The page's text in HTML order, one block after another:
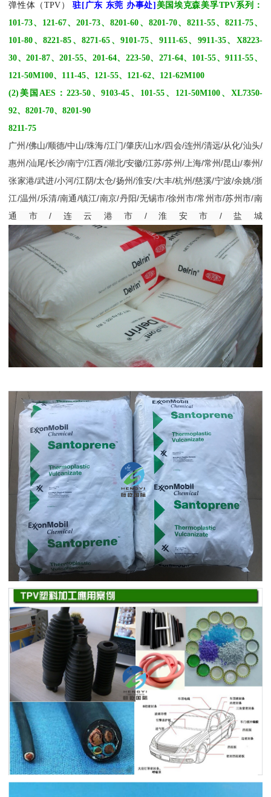
弹性体（TPV）
驻[广东 东莞 办事处]美国埃克森美孚TPV系列：
101-73、121-67、201-73、8201-60、8201-70、8211-55、8211-75、
101-80、8221-85、8271-65、9101-75、9111-65、9911-35、X8223-
30、201-87、201-55、201-64、223-50、271-64、101-55、9111-55、
121-50M100、111-45、121-55、121-62、121-62M100
(2)美国AES：223-50、9103-45、101-55、121-50M100、XL7350-
92、8201-70、8201-90
8211-75
广州 /佛山/顺德/中山/珠海/江门/肇庆/山水/四会/连州/清远/从化/汕头/
惠州 /汕尾/长沙/南宁/江西/湖北/安徽/江苏/苏州/上海/常州/昆山/泰州/
张家港/武进/小河/江阴/太仓/扬州/淮安/大丰/杭州/慈溪/宁波/余姚/浙
江/温州 /乐清/南通/镇江/南京/丹阳/无锡市/徐州市/常州市/苏州市/南
通市/ 连云港市 /淮安市 /盐城